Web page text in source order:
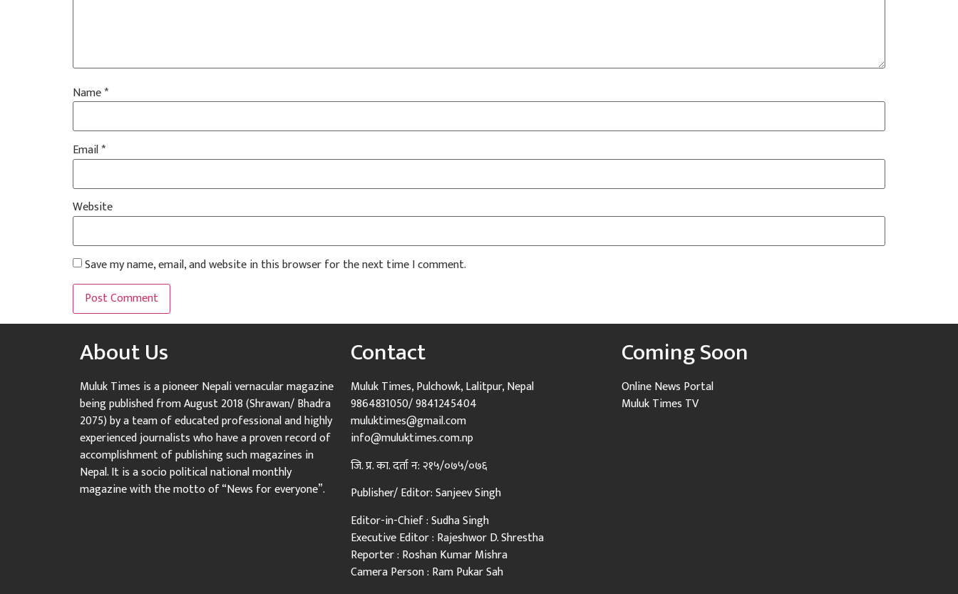
Name*
Email*
Website
Save my name, email, and website in this browser for the next time I comment.
About Us
Muluk Times is a pioneer Nepali vernacular magazine
being published from August 2018 (Shrawan/ Bhadra
2075) by a team of educated professional and highly
experienced journalists who have a proven record of
accomplishment of publishing such magazines in
Nepal. It is a socio political national monthly
magazine with the motto of “News for everyone”.
Contact
Muluk Times, Pulchowk, Lalitpur, Nepal
9864831050/ 9841245404
muluktimes@gmail.com
info@muluktimes.com.np
जि. प्र. का. दर्ता न: २१५/०७५/०७६
Publisher/ Editor: Sanjeev Singh
Editor-in-Chief : Sudha Singh
Executive Editor : Rajeshwor D. Shrestha
Reporter : Roshan Kumar Mishra
Camera Person : Ram Pukar Sah
Coming Soon
Online News Portal
Muluk Times TV